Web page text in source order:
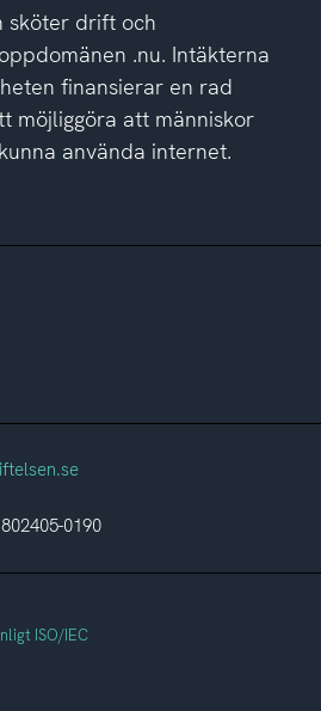
sköter drift och
.nu. Intäkterna
finansierar en rad
möjliggöra att människor
använda internet.
0190
ISO/IEC